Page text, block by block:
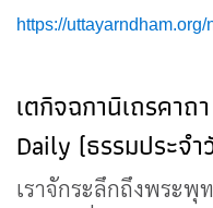
https://
เตกิจฉกานิเถรคา
Daily (ธรรมประจำ
เราจักระลึกถึงพระ